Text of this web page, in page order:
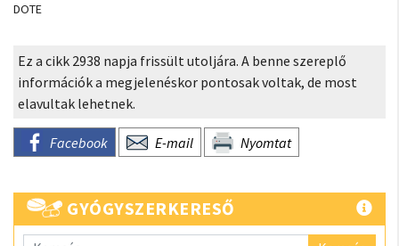
DOTE
Ez a cikk 2938 napja frissült utoljára. A benne szereplő
információk a megjelenéskor pontosak voltak, de most
elavultak lehetnek.
Facebook E-mail Nyomtat
GYÓGYSZERKERESŐ